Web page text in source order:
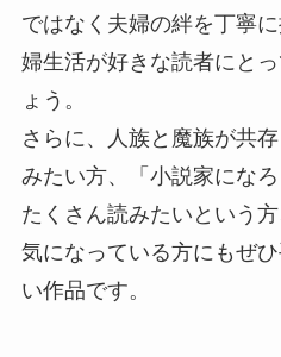
ではなく夫婦の絆を丁寧
婦生活が好きな読者にと
ょう。
さらに、人族と魔族が共
みたい方、「小説家にな
たくさん読みたいという
気になっている方にもぜ
い作品です。